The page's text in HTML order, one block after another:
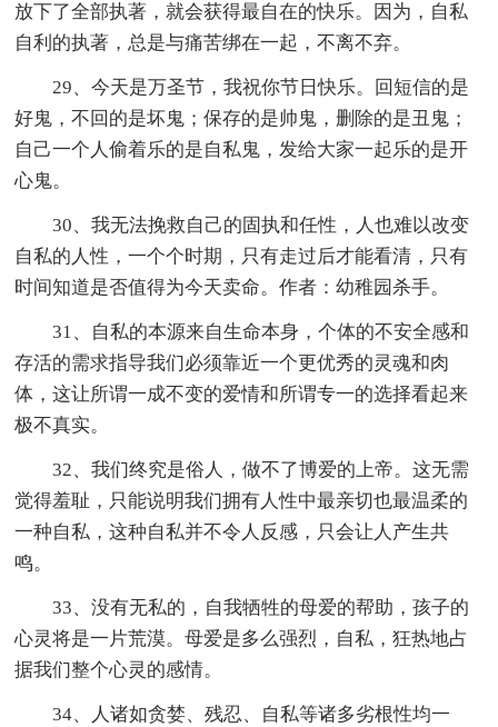
放下了全部执著，就会获得最自在的快乐。因为，自私
自利的执著，总是与痛苦绑在一起，不离不弃。
29、今天是万圣节，我祝你节日快乐。回短信的是
好鬼，不回的是坏鬼；保存的是帅鬼，删除的是丑鬼；
自己一个人偷着乐的是自私鬼，发给大家一起乐的是开
心鬼。
30、我无法挽救自己的固执和任性，人也难以改变
自私的人性，一个个时期，只有走过后才能看清，只有
时间知道是否值得为今天卖命。作者：幼稚园杀手。
31、自私的本源来自生命本身，个体的不安全感和
存活的需求指导我们必须靠近一个更优秀的灵魂和肉
体，这让所谓一成不变的爱情和所谓专一的选择看起来
极不真实。
32、我们终究是俗人，做不了博爱的上帝。这无需
觉得羞耻，只能说明我们拥有人性中最亲切也最温柔的
一种自私，这种自私并不令人反感，只会让人产生共
鸣。
33、没有无私的，自我牺牲的母爱的帮助，孩子的
心灵将是一片荒漠。母爱是多么强烈，自私，狂热地占
据我们整个心灵的感情。
34、人诸如贪婪、残忍、自私等诸多劣根性均一